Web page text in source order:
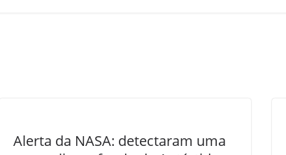
Alerta da NASA: detectaram uma